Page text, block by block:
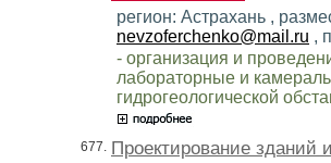
регион: Астрахань ,
nevzoferchenko@mail.ru ,
- организация и
лабораторные и
гидрогеологической
677. Проектирование зданий